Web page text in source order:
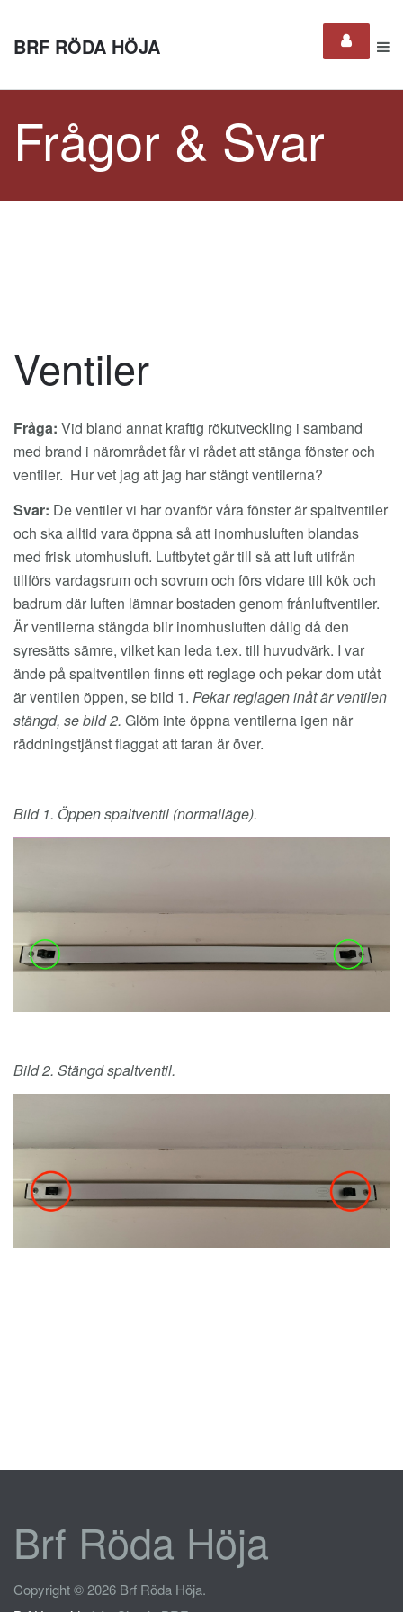
BRF RÖDA HÖJA
Frågor & Svar
Ventiler
Fråga: Vid bland annat kraftig rökutveckling i samband
med brand i närområdet får vi rådet att stänga fönster och
ventiler. Hur vet jag att jag har stängt ventilerna?
Svar: De ventiler vi har ovanför våra fönster är spaltventiler
och ska alltid vara öppna så att inomhusluften blandas
med frisk utomhusluft. Luftbytet går till så att luft utifrån
tillförs vardagsrum och sovrum och förs vidare till kök och
badrum där luften lämnar bostaden genom frånluftventiler.
Är ventilerna stängda blir inomhusluften dålig då den
syresätts sämre, vilket kan leda t.ex. till huvudvärk. I var
ände på spaltventilen finns ett reglage och pekar dom utåt
är ventilen öppen, se bild 1. Pekar reglagen inåt är ventilen
stängd, se bild 2. Glöm inte öppna ventilerna igen när
räddningstjänst flaggat att faran är över.
Bild 1. Öppen spaltventil (normalläge).
Bild 2. Stängd spaltventil.
Brf Röda Höja
Copyright © 2026 Brf Röda Höja.